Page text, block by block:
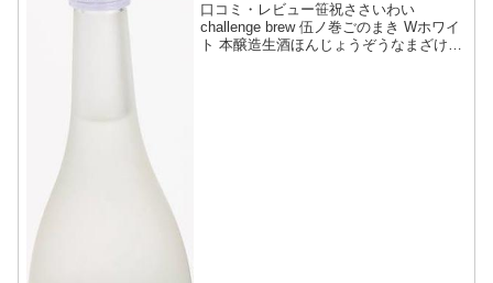
口コミ・レビュー笹祝ささいわい
challenge brew 伍ノ巻ごのまき Wホワイ
ト 本醸造生酒ほんじょうぞうなまざけ・